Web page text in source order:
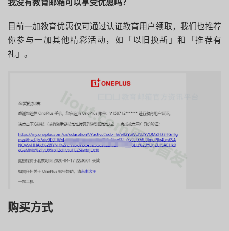
目前一加教育优惠仅可通过认证教育用户领取，我们也推荐
你参与一加其他精彩活动，如「以旧换新」和「推荐有
礼」。
购买方式